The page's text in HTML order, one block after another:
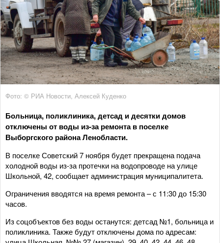
Фото: © РИА Новости, Алексей Куденко
Больница, поликлиника, детсад и десятки домов
отключены от воды из-за ремонта в поселке
Выборгского района Ленобласти.
В поселке Советский 7 ноября будет прекращена подача
холодной воды из-за протечки на водопроводе на улице
Школьной, 42, сообщает администрация муниципалитета.
Ограничения вводятся на время ремонта – с 11:30 до 15:30
часов.
Из соцобъектов без воды останутся: детсад №1, больница и
поликлиника. Также будут отключены дома по адресам: